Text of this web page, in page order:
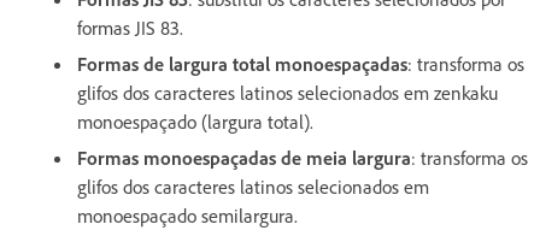
formas JIS 83.
Formas de largura total monoespaçadas: transforma os
glifos dos caracteres latinos selecionados em zenkaku
monoespaçado (largura total).
Formas monoespaçadas de meia largura: transforma os
glifos dos caracteres latinos selecionados em
monoespaçado semilargura.